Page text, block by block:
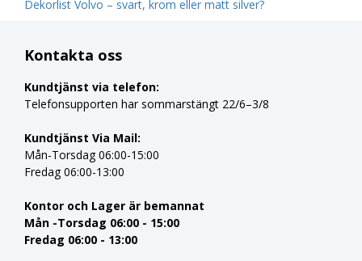
Dekorlist Volvo – svart, krom eller matt silver?
Kontakta oss
Kundtjänst via telefon:
Telefonsupporten har sommarstängt 22/6–3/8
Kundtjänst Via Mail:
Mån-Torsdag 06:00-15:00
Fredag 06:00-13:00
Kontor och Lager är bemannat
Mån -Torsdag 06:00 - 15:00
Fredag 06:00 - 13:00